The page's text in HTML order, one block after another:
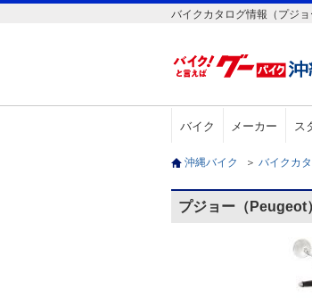
バイクカタログ情報（プジ
バイク メーカー ス
沖縄バイク ＞ バイクカ
プジョー（Peugeot